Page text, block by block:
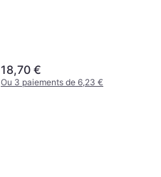
18,70 €
Ou 3 paiements de 6,23 €